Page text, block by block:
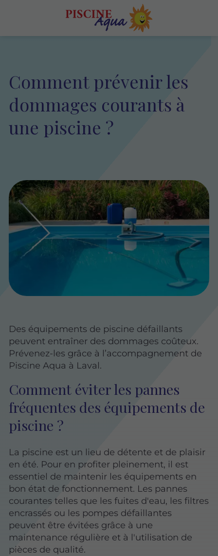
Comment prévenir les
dommages courants à
une piscine ?
Des équipements de piscine défaillants
peuvent entraîner des dommages coûteux.
Prévenez-les grâce à l’accompagnement de
Piscine Aqua à Laval.
Comment éviter les pannes
fréquentes des équipements de
piscine ?
La piscine est un lieu de détente et de plaisir
en été. Pour en profiter pleinement, il est
essentiel de maintenir les équipements en
bon état de fonctionnement. Les pannes
courantes telles que les fuites d'eau, les filtres
encrassés ou les pompes défaillantes
peuvent être évitées grâce à une
maintenance régulière et à l'utilisation de
pièces de qualité.